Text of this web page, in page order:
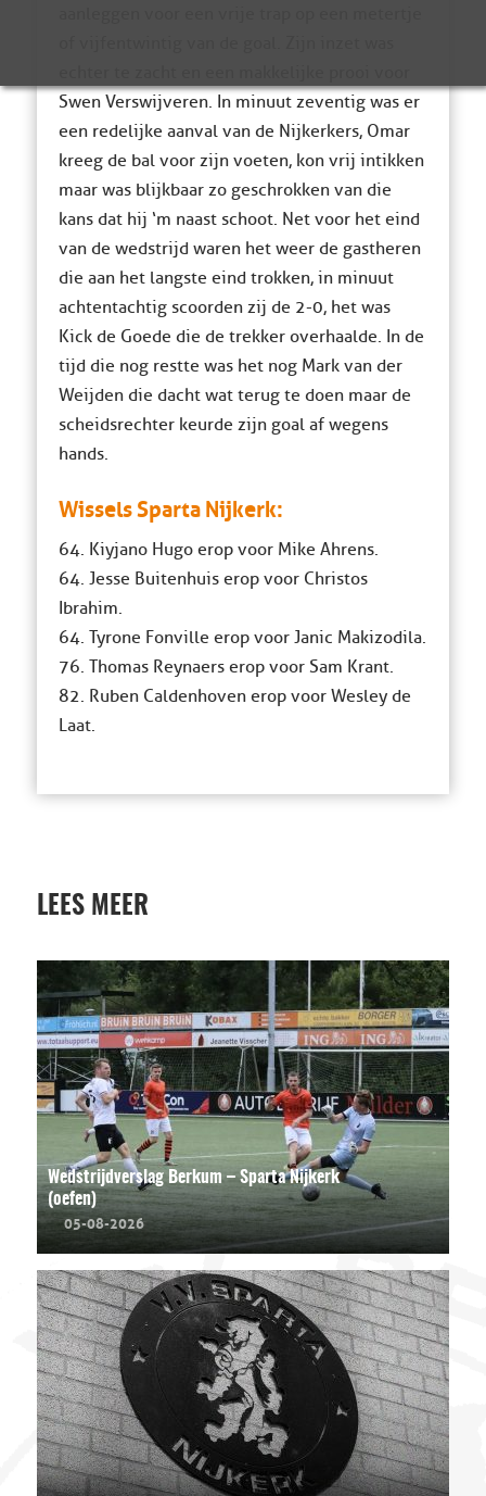
Swen Verswijveren. In minuut zeventig was er
een redelijke aanval van de Nijkerkers, Omar
kreeg de bal voor zijn voeten, kon vrij intikken
maar was blijkbaar zo geschrokken van die
kans dat hij ‘m naast schoot. Net voor het eind
van de wedstrijd waren het weer de gastheren
die aan het langste eind trokken, in minuut
achtentachtig scoorden zij de 2-0, het was
Kick de Goede die de trekker overhaalde. In de
tijd die nog restte was het nog Mark van der
Weijden die dacht wat terug te doen maar de
scheidsrechter keurde zijn goal af wegens
hands.
Wissels Sparta Nijkerk:
64. Kiyjano Hugo erop voor Mike Ahrens.
64. Jesse Buitenhuis erop voor Christos
Ibrahim.
64. Tyrone Fonville erop voor Janic Makizodila.
76. Thomas Reynaers erop voor Sam Krant.
82. Ruben Caldenhoven erop voor Wesley de
Laat.
LEES MEER
Wedstrijdverslag Berkum – Sparta Nijkerk
(oefen)
05-08-2026